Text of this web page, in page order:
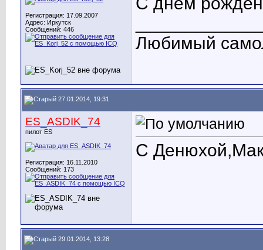
Регистрация: 17.09.2007
Адрес: Иркутск
Сообщений: 446
Любимый
27.01.2014, 19:31
ES_ASDIK_74
пилот ES
Регистрация: 16.11.2010
Сообщений: 173
С
29.01.2014, 13:28